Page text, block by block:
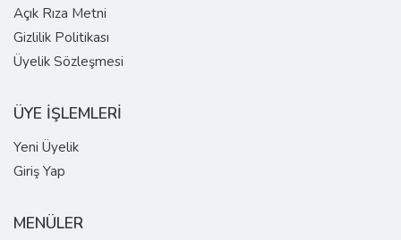
Açık Rıza Metni
Gizlilik Politikası
Üyelik Sözleşmesi
ÜYE İŞLEMLERİ
Yeni Üyelik
Giriş Yap
MENÜLER